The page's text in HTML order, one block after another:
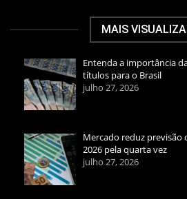
MAIS
Entenda a importância
títulos para o Brasil
julho 27, 2026
Mercado reduz previsão
2026 pela quarta vez
julho 27, 2026